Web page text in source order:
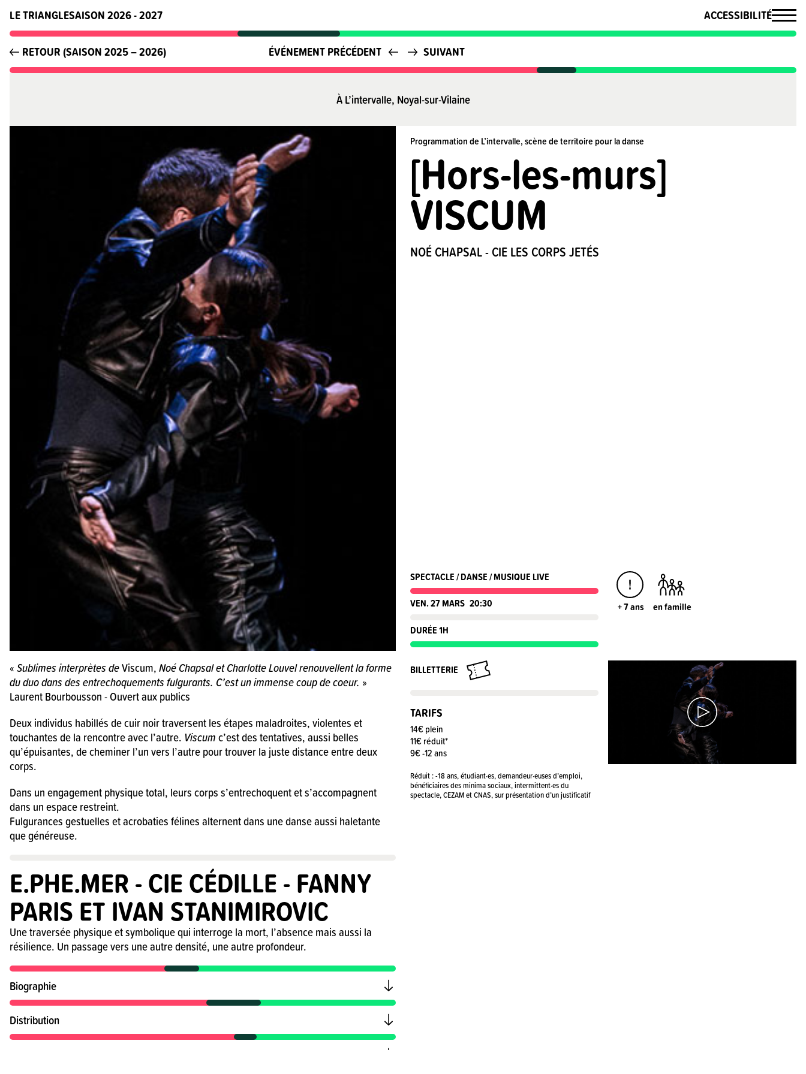
LE TRIANGLESAISON 2026 - 2027 ACCESSIBILITÉ
RETOUR (SAISON 2025 – 2026) ÉVÉNEMENT PRÉCÉDENT SUIVANT
À L’intervalle, Noyal-sur-Vilaine
Programmation de L’intervalle, scène de territoire pour la danse
[Hors-les-murs]
VISCUM
NOÉ CHAPSAL - CIE LES CORPS JETÉS
SPECTACLE / DANSE / MUSIQUE LIVE
VEN. 27 MARS 20:30
DURÉE 1H
+ 7 ans en famille
«Sublimes interprètes deViscum,Noé Chapsal et Charlotte Louvel renouvellent la forme
du duo dans des entrechoquements fulgurants. C’est un immense coup de coeur. »
Laurent Bourbousson - Ouvert aux publics
Deux individus habillés de cuir noir traversent les étapes maladroites, violentes et
touchantes de la rencontre avec l’autre. Viscumc’est des tentatives, aussi belles
qu’épuisantes, de cheminer l’un vers l’autre pour trouver la juste distance entre deux
corps.
Dans un engagement physique total, leurs corps s’entrechoquent et s’accompagnent
dans un espace restreint.
Fulgurances gestuelles et acrobaties félines alternent dans une danse aussi haletante
que généreuse.
E.PHE.MER - CIE CÉDILLE - FANNY
PARIS ET IVAN STANIMIROVIC
Une traversée physique et symbolique qui interroge la mort, l’absence mais aussi la
résilience. Un passage vers une autre densité, une autre profondeur.
Biographie
Distribution
BILLETTERIE
TARIFS
14€ plein
11€ réduit*
9€ -12 ans
Réduit : -18 ans, étudiant·es, demandeur·euses d’emploi,
bénéficiaires des minima sociaux, intermittent·es du
spectacle, CEZAM et CNAS, sur présentation d’un justificatif